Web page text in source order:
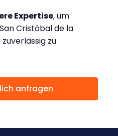
Expertise, um
Cristóbal de la
zu
anfragen